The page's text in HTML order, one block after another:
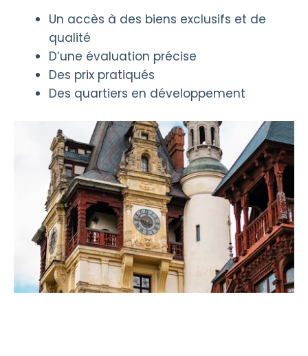
Un accès à des biens exclusifs et de
qualité
D’une évaluation précise
Des prix pratiqués
Des quartiers en développement